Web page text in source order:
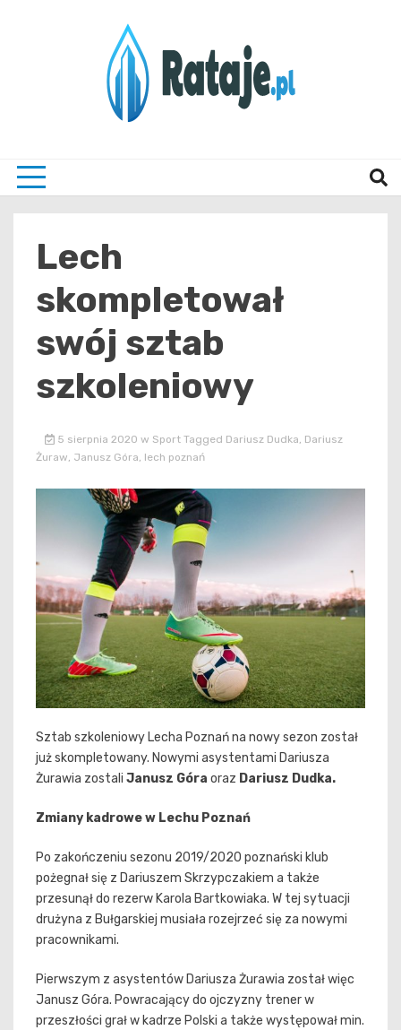
Lech
skompletował
swój sztab
szkoleniowy
5 sierpnia 2020 w Sport Tagged Dariusz Dudka, Dariusz
Żuraw, Janusz Góra, lech poznań
Sztab szkoleniowy Lecha Poznań na nowy sezon został
już skompletowany. Nowymi asystentami Dariusza
Żurawia zostali Janusz Góra oraz Dariusz Dudka.
Zmiany kadrowe w Lechu Poznań
Po zakończeniu sezonu 2019/2020 poznański klub
pożegnał się z Dariuszem Skrzypczakiem a także
przesunął do rezerw Karola Bartkowiaka. W tej sytuacji
drużyna z Bułgarskiej musiała rozejrzeć się za nowymi
pracownikami.
Pierwszym z asystentów Dariusza Żurawia został więc
Janusz Góra. Powracający do ojczyzny trener w
przeszłości grał w kadrze Polski a także występował min.